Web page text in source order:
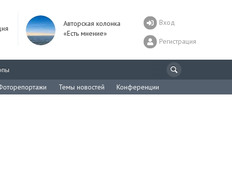
Авторская колонка
«Есть мнение»
Вход
Регистрация
Темы новостей Конференции